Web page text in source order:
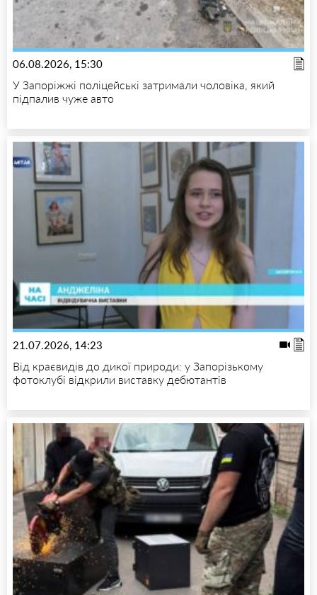
06.08.2026, 15:30
У Запоріжжі поліцейські затримали чоловіка, який
підпалив чуже авто
21.07.2026, 14:23
Від краєвидів до дикої природи: у Запорізькому
фотоклубі відкрили виставку дебютантів